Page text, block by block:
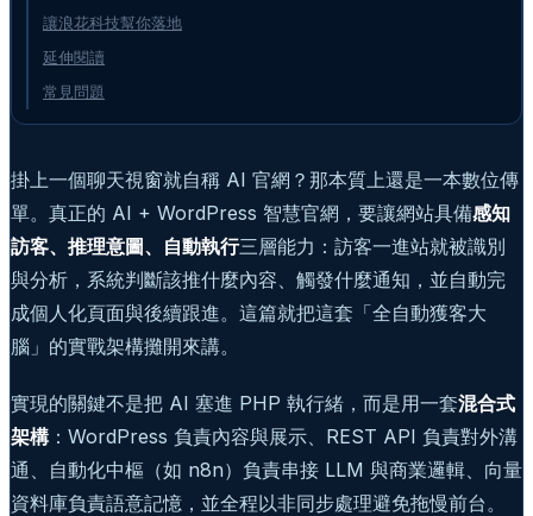
讓浪花科技幫你落地
延伸閱讀
常見問題
掛上一個聊天視窗就自稱 AI 官網？那本質上還是一本數位傳
單。真正的 AI + WordPress 智慧官網，要讓網站具備感知
訪客、推理意圖、自動執行三層能力：訪客一進站就被識別
與分析，系統判斷該推什麼內容、觸發什麼通知，並自動完
成個人化頁面與後續跟進。這篇就把這套「全自動獲客大
腦」的實戰架構攤開來講。
實現的關鍵不是把 AI 塞進 PHP 執行緒，而是用一套混合式
架構：WordPress 負責內容與展示、REST API 負責對外溝
通、自動化中樞（如 n8n）負責串接 LLM 與商業邏輯、向量
資料庫負責語意記憶，並全程以非同步處理避免拖慢前台。